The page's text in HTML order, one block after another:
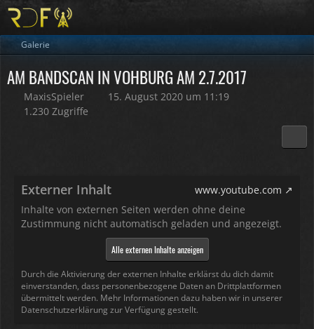
Galerie
AM BANDSCAN IN VOHBURG AM 2.7.2017
MaxisSpieler
15. August 2020 um 11:19
1.230 Zugriffe
Externer Inhalt
www.youtube.com
Inhalte von externen Seiten werden ohne deine
Zustimmung nicht automatisch geladen und angezeigt.
Alle externen Inhalte anzeigen
Durch die Aktivierung der externen Inhalte erklärst du dich damit
einverstanden, dass personenbezogene Daten an Drittplattformen
übermittelt werden. Mehr Informationen dazu haben wir in unserer
Datenschutzerklärung zur Verfügung gestellt.